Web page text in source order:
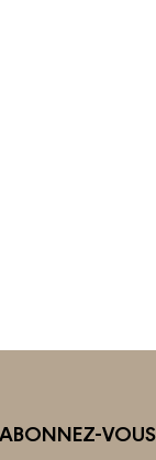
ABONNEZ-VOUS